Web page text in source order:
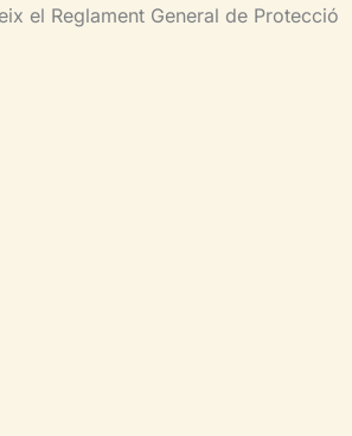
el Reglament General de Protecció